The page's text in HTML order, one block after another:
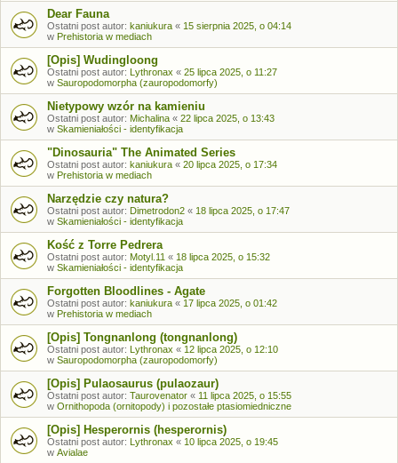
Dear Fauna
Ostatni post autor: kaniukura « 15 sierpnia 2025, o 04:14
w Prehistoria w mediach
[Opis] Wudingloong
Ostatni post autor: Lythronax « 25 lipca 2025, o 11:27
w Sauropodomorpha (zauropodomorfy)
Nietypowy wzór na kamieniu
Ostatni post autor: Michalina « 22 lipca 2025, o 13:43
w Skamieniałości - identyfikacja
"Dinosauria" The Animated Series
Ostatni post autor: kaniukura « 20 lipca 2025, o 17:34
w Prehistoria w mediach
Narzędzie czy natura?
Ostatni post autor: Dimetrodon2 « 18 lipca 2025, o 17:47
w Skamieniałości - identyfikacja
Kość z Torre Pedrera
Ostatni post autor: Motyl.11 « 18 lipca 2025, o 15:32
w Skamieniałości - identyfikacja
Forgotten Bloodlines - Agate
Ostatni post autor: kaniukura « 17 lipca 2025, o 01:42
w Prehistoria w mediach
[Opis] Tongnanlong (tongnanlong)
Ostatni post autor: Lythronax « 12 lipca 2025, o 12:10
w Sauropodomorpha (zauropodomorfy)
[Opis] Pulaosaurus (pulaozaur)
Ostatni post autor: Taurovenator « 11 lipca 2025, o 15:55
w Ornithopoda (ornitopody) i pozostałe ptasiomiedniczne
[Opis] Hesperornis (hesperornis)
Ostatni post autor: Lythronax « 10 lipca 2025, o 19:45
w Avialae